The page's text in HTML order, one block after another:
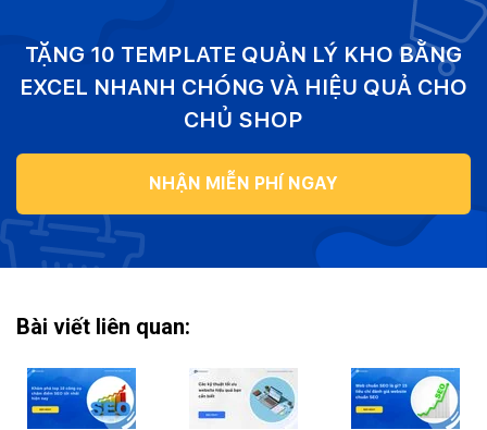
TẶNG 10 TEMPLATE QUẢN LÝ KHO BẰNG
EXCEL NHANH CHÓNG VÀ HIỆU QUẢ CHO
CHỦ SHOP
NHẬN MIỄN PHÍ NGAY
Bài viết liên quan: